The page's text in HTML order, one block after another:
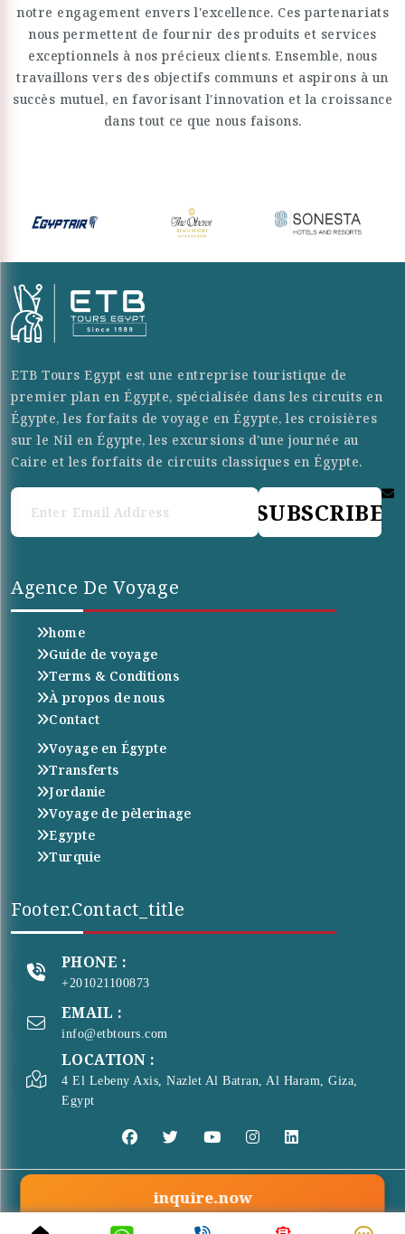
notre engagement envers l'excellence. Ces partenariats
nous permettent de fournir des produits et services
exceptionnels à nos précieux clients. Ensemble, nous
travaillons vers des objectifs communs et aspirons à un
succès mutuel, en favorisant l'innovation et la croissance
dans tout ce que nous faisons.
ETB Tours Egypt est une entreprise touristique de
premier plan en Égypte, spécialisée dans les circuits en
Égypte, les forfaits de voyage en Égypte, les croisières
sur le Nil en Égypte, les excursions d'une journée au
Caire et les forfaits de circuits classiques en Égypte.
SUBSCRIBE
Agence De Voyage
home
Guide de voyage
Terms & Conditions
À propos de nous
Contact
Voyage en Égypte
Transferts
Jordanie
Voyage de pèlerinage
Egypte
Turquie
Footer.contact_title
PHONE :
+201021100873
EMAIL :
info@etbtours.com
LOCATION :
4 El Lebeny Axis, Nazlet Al Batran, Al Haram, Giza,
Egypt
inquire.now